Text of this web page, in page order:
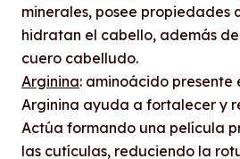
minerales, posee propiedades
hidratan el cabello, además
cuero cabelludo.
Arginina: aminoácido presente
Arginina ayuda a fortalecer y
Actúa formando una película
las cutículas, reduciendo la